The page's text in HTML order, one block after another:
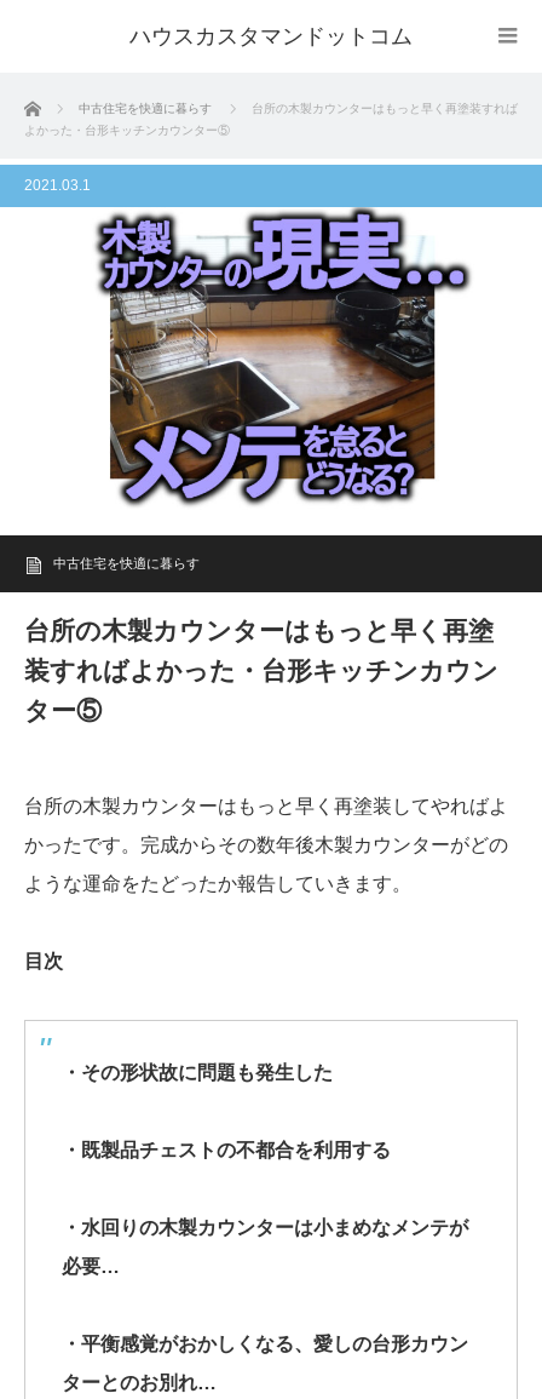
ハウスカスタマンドットコム
ホーム 中古住宅を快適に暮らす
台所の木製カウンターはもっと早く再塗装すれば
よかった・台形キッチンカウンター⑤
2021.03.1
中古住宅を快適に暮らす
台所の木製カウンターはもっと早く再塗
装すればよかった・台形キッチンカウン
ター⑤
台所の木製カウンターはもっと早く再塗装してやればよ
かったです。完成からその数年後木製カウンターがどの
ような運命をたどったか報告していきます。
目次
・その形状故に問題も発生した
・既製品チェストの不都合を利用する
・水回りの木製カウンターは小まめなメンテが
必要…
・平衡感覚がおかしくなる、愛しの台形カウン
ターとのお別れ…